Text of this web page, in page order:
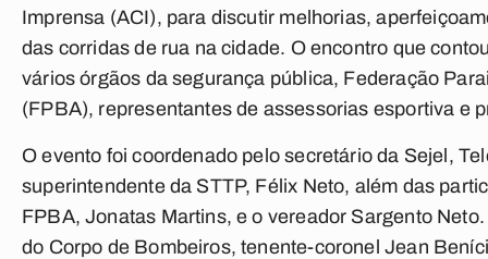
Imprensa (ACI), para discutir melhorias,
das corridas de rua na cidade. O encontro que
vários órgãos da segurança pública, Federação
(FPBA), representantes de assessorias esportiva e
O evento foi coordenado pelo secretário da Sejel,
superintendente da STTP, Félix Neto, além das
FPBA, Jonatas Martins, e o vereador Sargento
do Corpo de Bombeiros, tenente-coronel Jean